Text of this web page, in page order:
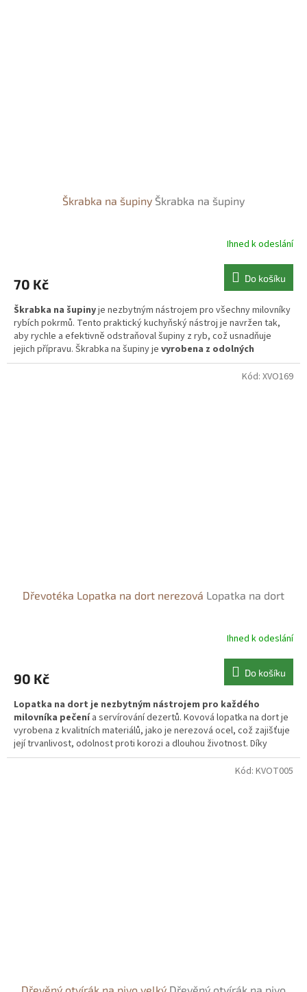
Škrabka na šupiny Škrabka na šupiny
Ihned k odeslání
70 Kč Do košíku
Škrabka na šupinyje nezbytným nástrojem pro všechny milovníky
rybích pokrmů. Tento praktický kuchyňský nástroj je navržen tak,
aby rychle a efektivně odstraňoval šupiny z ryb, což usnadňuje
jejich přípravu. Škrabka na šupiny je vyrobena z odolných
materiálů, jako je nerezová ocel nebo kvalitní plast, které zaručují
Dřevotéka Lopatka na dort nerezová Lopatka na dort
Ihned k odeslání
90 Kč Do košíku
Lopatka na dort je nezbytným nástrojem pro každého
milovníka pečenía servírování dezertů. Kovová lopatka na dort je
vyrobena z kvalitních materiálů, jako je nerezová ocel, což zajišťuje
její trvanlivost, odolnost proti korozi a dlouhou životnost. Díky
hladkému povrchu je snadno čistitelná
Kód: XVO169
Kód: KVOT005